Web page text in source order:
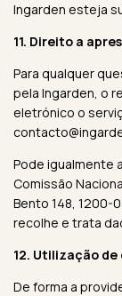
Ingarden esteja
11. Direito a
Para qualquer
pela Ingarden, o
eletrónico o
Pode igualmente
Comissão
Bento 148, 1200-
recolhe e trata
12. Utilização de
De forma a